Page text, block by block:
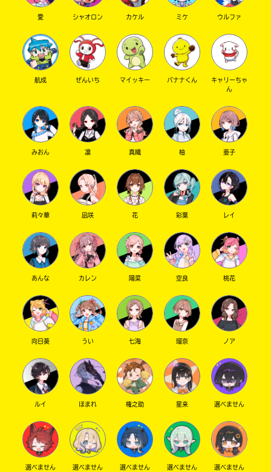
愛 シャオロン カケル ミケ ウルファ
航成 ぜんいち マイッキー バナナくん
キャリーちゃ
ん
みおん 凛 真織 柚 亜子
莉々華 凪咲 花 彩葉 レイ
あんな カレン 陽菜 空良 桃花
向日葵 うい 七海 瑠奈 ノア
ルイ ほまれ 権之助 星来 選べません
選べません 選べません 選べません 選べません 選べません